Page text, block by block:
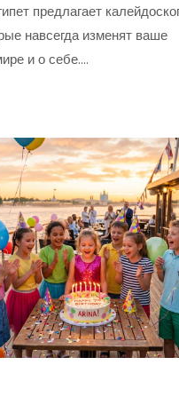
предлагает
навсегда изменят ваше
и о себе.…